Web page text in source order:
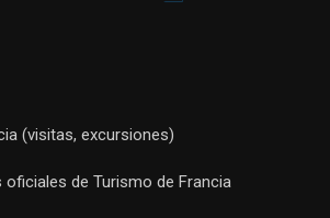
(visitas, excursiones)
de Turismo de Francia